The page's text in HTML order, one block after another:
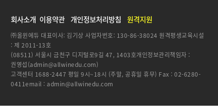
회사소개 이용약관 개인정보처리방침 원격지원
㈜올윈에듀 대표이사: 김기상 사업자번호: 130-86-38024 원격평생교육시설
: 제 2011-13호
(08511) 서울시 금천구 디지털로9길 47, 1403호개인정보관리책임자 :
권영섭(admin@allwinedu.com)
고객센터 1688-2447 평일 9시~18시 (주말, 공휴일 휴무) Fax : 02-6280-
0411email : admin@allwinedu.com